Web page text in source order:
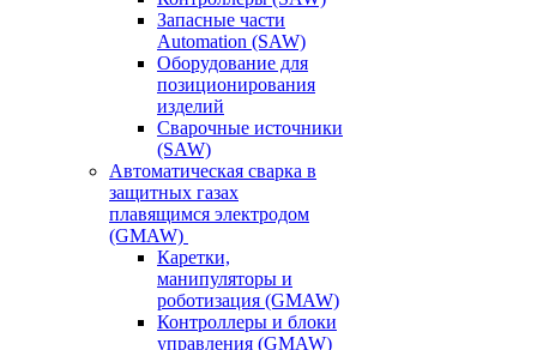
Запасные части
Automation (SAW)
Оборудование для
позиционирования
изделий
Сварочные источники
(SAW)
Автоматическая сварка в
защитных газах
плавящимся электродом
(GMAW)
Каретки,
манипуляторы и
роботизация (GMAW)
Контроллеры и блоки
управления (GMAW)